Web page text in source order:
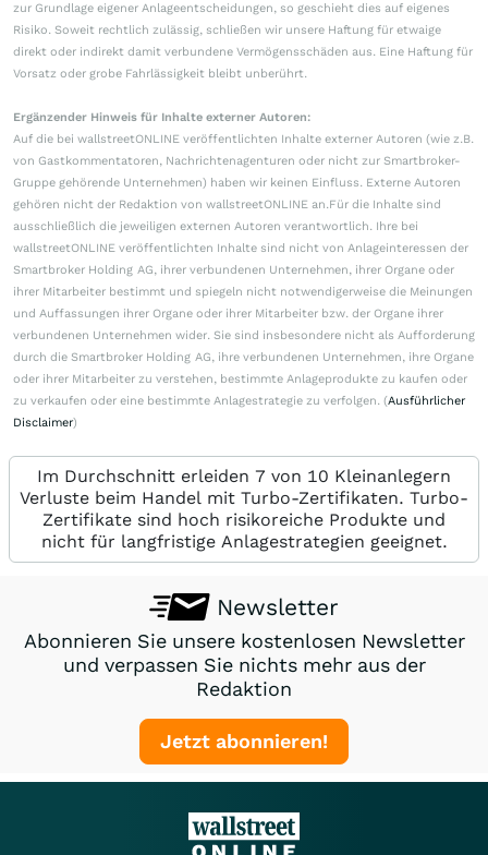
zur Grundlage eigener Anlageentscheidungen, so geschieht dies auf eigenes
Risiko. Soweit rechtlich zulässig, schließen wir unsere Haftung für etwaige
direkt oder indirekt damit verbundene Vermögensschäden aus. Eine Haftung für
Vorsatz oder grobe Fahrlässigkeit bleibt unberührt.
Ergänzender Hinweis für Inhalte externer Autoren:
Auf die bei wallstreetONLINE veröffentlichten Inhalte externer Autoren (wie z.B.
von Gastkommentatoren, Nachrichtenagenturen oder nicht zur Smartbroker-
Gruppe gehörende Unternehmen) haben wir keinen Einfluss. Externe Autoren
gehören nicht der Redaktion von wallstreetONLINE an.Für die Inhalte sind
ausschließlich die jeweiligen externen Autoren verantwortlich. Ihre bei
wallstreetONLINE veröffentlichten Inhalte sind nicht von Anlageinteressen der
Smartbroker Holding AG, ihrer verbundenen Unternehmen, ihrer Organe oder
ihrer Mitarbeiter bestimmt und spiegeln nicht notwendigerweise die Meinungen
und Auffassungen ihrer Organe oder ihrer Mitarbeiter bzw. der Organe ihrer
verbundenen Unternehmen wider. Sie sind insbesondere nicht als Aufforderung
durch die Smartbroker Holding AG, ihre verbundenen Unternehmen, ihre Organe
oder ihrer Mitarbeiter zu verstehen, bestimmte Anlageprodukte zu kaufen oder
zu verkaufen oder eine bestimmte Anlagestrategie zu verfolgen. (Ausführlicher
Disclaimer)
Im Durchschnitt erleiden 7 von 10 Kleinanlegern
Verluste beim Handel mit Turbo-Zertifikaten. Turbo-
Zertifikate sind hoch risikoreiche Produkte und
nicht für langfristige Anlagestrategien geeignet.
Newsletter
Abonnieren Sie unsere kostenlosen Newsletter
und verpassen Sie nichts mehr aus der
Redaktion
Jetzt abonnieren!